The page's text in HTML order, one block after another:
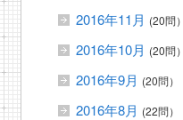
2016年11月 (20問）
2016年10月 (20問）
2016年9月 (20問）
2016年8月 (22問）